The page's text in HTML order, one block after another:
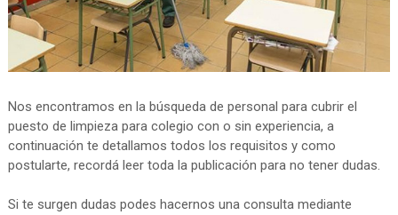
Nos encontramos en la búsqueda de personal para cubrir el
puesto de limpieza para colegio con o sin experiencia, a
continuación te detallamos todos los requisitos y como
postularte, recordá leer toda la publicación para no tener dudas.
Si te surgen dudas podes hacernos una consulta mediante